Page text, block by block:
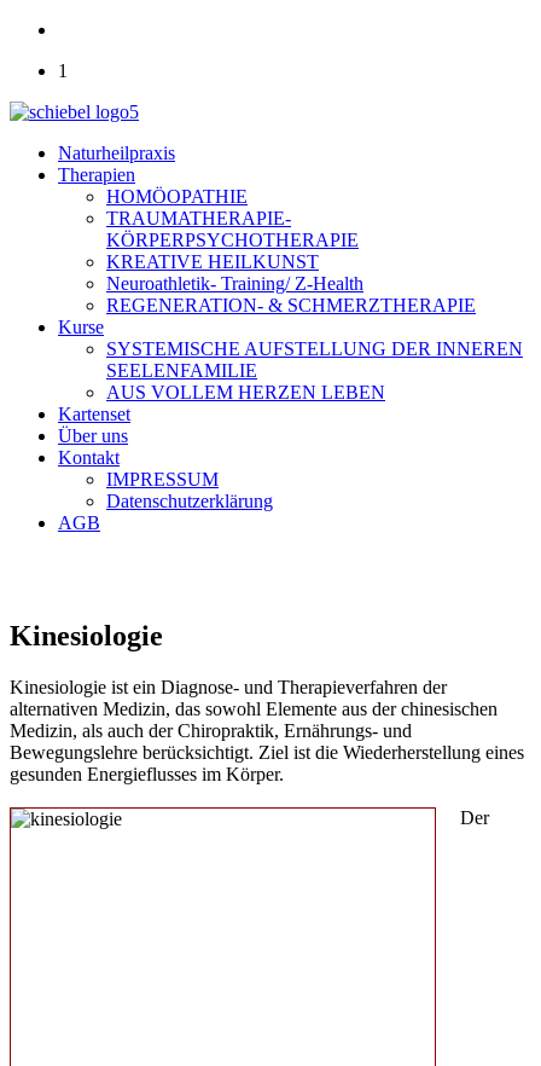
1
Naturheilpraxis
Therapien
HOMÖOPATHIE
TRAUMATHERAPIE-
KÖRPERPSYCHOTHERAPIE
KREATIVE HEILKUNST
Neuroathletik- Training/ Z-Health
REGENERATION- & SCHMERZTHERAPIE
Kurse
SYSTEMISCHE AUFSTELLUNG DER INNEREN
SEELENFAMILIE
AUS VOLLEM HERZEN LEBEN
Kartenset
Über uns
Kontakt
IMPRESSUM
Datenschutzerklärung
AGB
Kinesiologie
Kinesiologie ist ein Diagnose- und Therapieverfahren der
alternativen Medizin, das sowohl Elemente aus der chinesischen
Medizin, als auch der Chiropraktik, Ernährungs- und
Bewegungslehre berücksichtigt. Ziel ist die Wiederherstellung eines
gesunden Energieflusses im Körper.
Der